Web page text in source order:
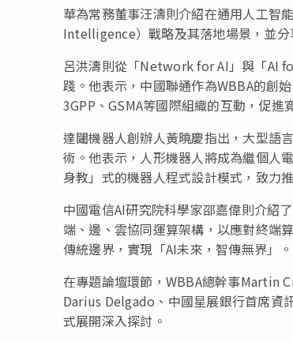
華為常務董事汪濤則介紹在通用人工智
Intelligence）戰略及其落地場景，並分
呂洪濤則從「Network for AI」與「AI
踐。他表示，中國聯通作為WBBA的創
3GPP、GSMA等國際組織的互動，促進
達闥機器人創辦人黃曉慶指出，大型語
術。他表示，人形機器人將成為繼個人
身教」式的機器人程式設計模式，致力
中國電信AI研究院科學家邵嘉偉則介紹
端、邊、雲協同運算架構，以應對終端
傳統邊界，實現「AI未來，智傳無界」。
在專題論壇環節，WBBA總幹事Martin
Darius Delgado、中國星展銀行首席資
式展開深入探討。